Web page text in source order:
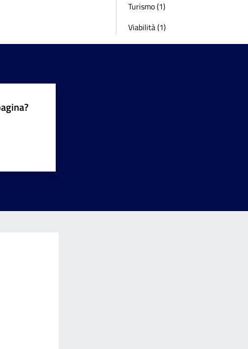
Turismo (1)
Viabilità (1)